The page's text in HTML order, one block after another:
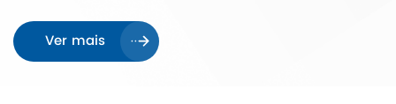
você precisa, responderemos o mais rápido possível
sobre preço e data de entrega. Obrigado. Temos uma
Ver mais